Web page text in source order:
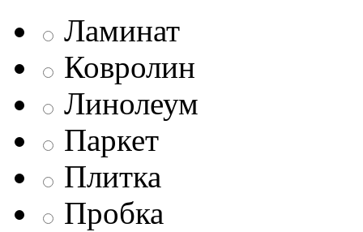
Ламинат
Ковролин
Линолеум
Паркет
Плитка
Пробка